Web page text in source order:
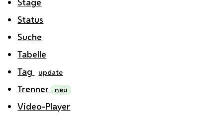
Status
Suche
Tabelle
Tag
update
Trenner neu
Video-Player